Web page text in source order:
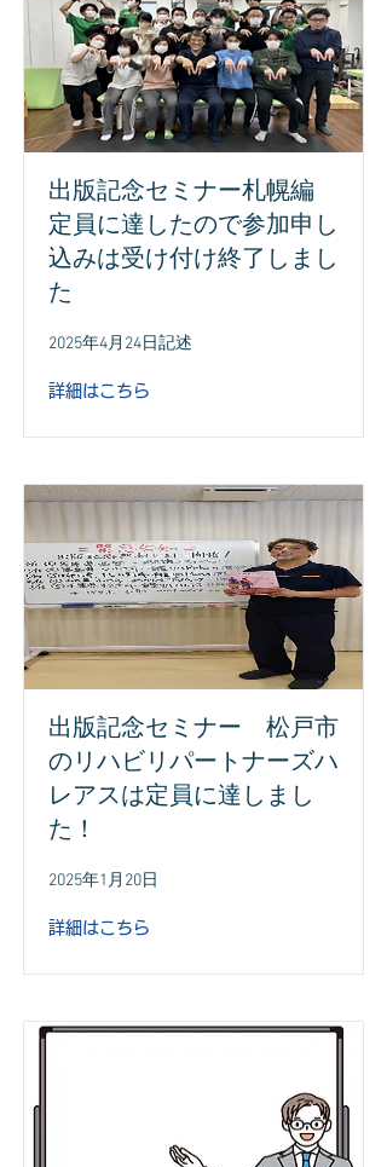
出版記念セミナー札幌編
定員に達したので参加申し
込みは受け付け終了しまし
た
2025年4月24日記述
詳細はこちら
出版記念セミナー 松戸市
のリハビリパートナーズハ
レアスは定員に達しまし
た！
2025年1月20日
詳細はこちら